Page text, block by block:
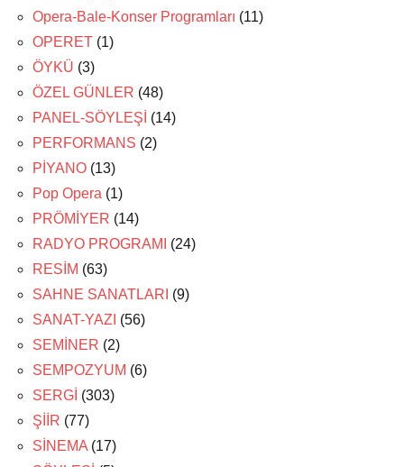
Opera-Bale-Konser Programları (11)
OPERET (1)
ÖYKÜ (3)
ÖZEL GÜNLER (48)
PANEL-SÖYLEŞİ (14)
PERFORMANS (2)
PİYANO (13)
Pop Opera (1)
PRÖMİYER (14)
RADYO PROGRAMI
(24)
RESİM (63)
SAHNE SANATLARI (9)
SANAT-YAZI (56)
SEMİNER (2)
SEMPOZYUM (6)
SERGİ (303)
ŞİİR (77)
SİNEMA (17)